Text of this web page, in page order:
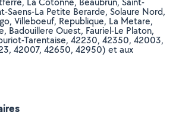
Saens-La Petite Berarde, Solaure Nord,
Villeboeuf, Republique, La Metare,
Badouillere Ouest, Fauriel-Le Platon,
Tarentaise, 42230, 42350, 42003,
42007, 42650, 42950) et aux